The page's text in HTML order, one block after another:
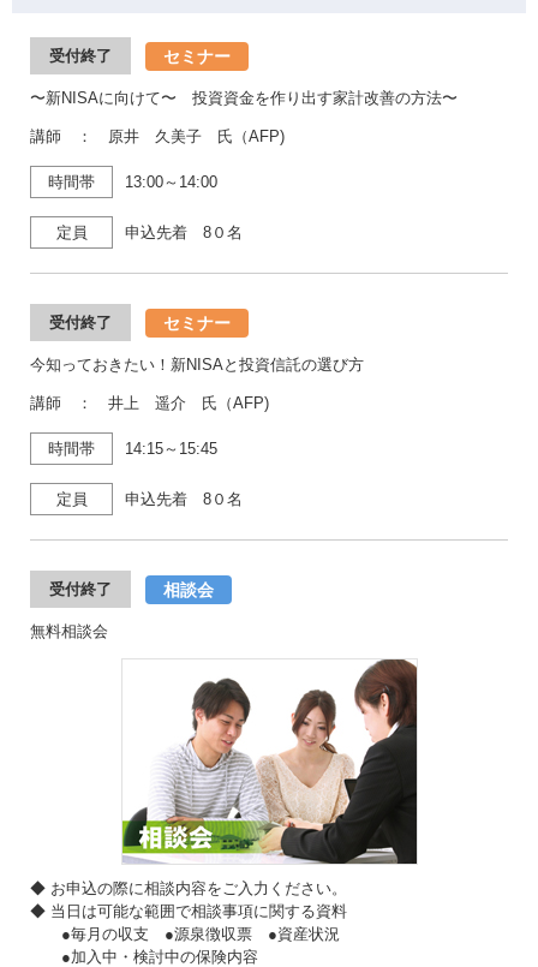
受付終了 セミナー
〜新NISAに向けて〜 投資資金を作り出す家計改善の方法〜
講師 ： 原井 久美子 氏（AFP)
時間帯 13:00～14:00
定員 申込先着 8０名
受付終了 セミナー
今知っておきたい！新NISAと投資信託の選び方
講師 ： 井上 遥介 氏（AFP)
時間帯 14:15～15:45
定員 申込先着 8０名
受付終了 相談会
無料相談会
◆ お申込の際に相談内容をご入力ください。
◆ 当日は可能な範囲で相談事項に関する資料
●毎月の収支 ●源泉徴収票 ●資産状況
●加入中・検討中の保険内容